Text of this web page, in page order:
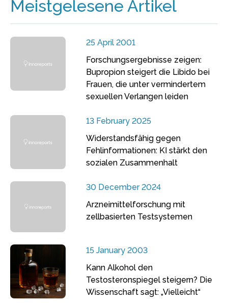
Meistgelesene Artikel
25 April 2001
Forschungsergebnisse zeigen:
Bupropion steigert die Libido bei
Frauen, die unter vermindertem
sexuellen Verlangen leiden
13 February 2025
Widerstandsfähig gegen
Fehlinformationen: KI stärkt den
sozialen Zusammenhalt
30 December 2024
Arzneimittelforschung mit
zellbasierten Testsystemen
15 January 2003
Kann Alkohol den
Testosteronspiegel steigern? Die
Wissenschaft sagt: „Vielleicht“